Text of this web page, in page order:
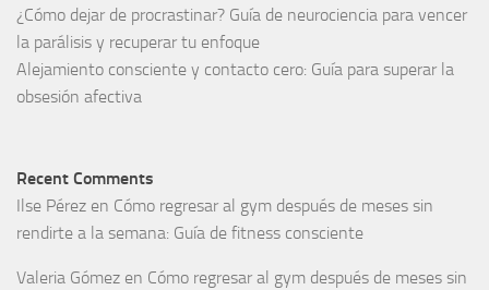
¿Cómo dejar de procrastinar? Guía de neurociencia para vencer
la parálisis y recuperar tu enfoque
Alejamiento consciente y contacto cero: Guía para superar la
obsesión afectiva
Recent Comments
Ilse Pérez en Cómo regresar al gym después de meses sin
rendirte a la semana: Guía de fitness consciente
Valeria Gómez en Cómo regresar al gym después de meses sin